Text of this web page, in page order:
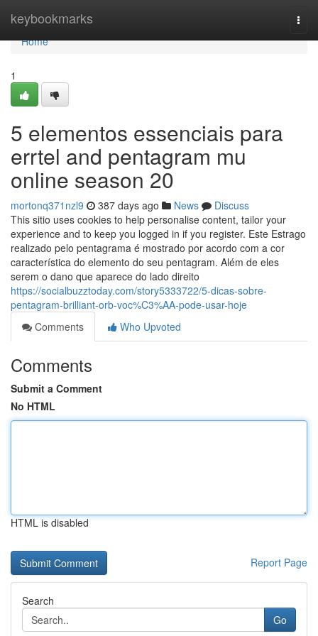
keybookmarks
Home
Home
1
5 elementos essenciais para
errtel and pentagram mu
online season 20
mortonq371nzl9 387 days ago News
Discuss
This sitio uses cookies to help personalise content, tailor your
experience and to keep you logged in if you register. Este Estrago
realizado pelo pentagrama é mostrado por acordo com a cor
característica do elemento do seu pentagram. Além de eles
serem o dano que aparece do lado direito
https://socialbuzztoday.com/story5333722/5-dicas-sobre-
pentagram-brilliant-orb-voc%C3%AA-pode-usar-hoje
Comments
Who Upvoted
Comments
Submit a Comment
No HTML
HTML is disabled
Report Page
Search
Go